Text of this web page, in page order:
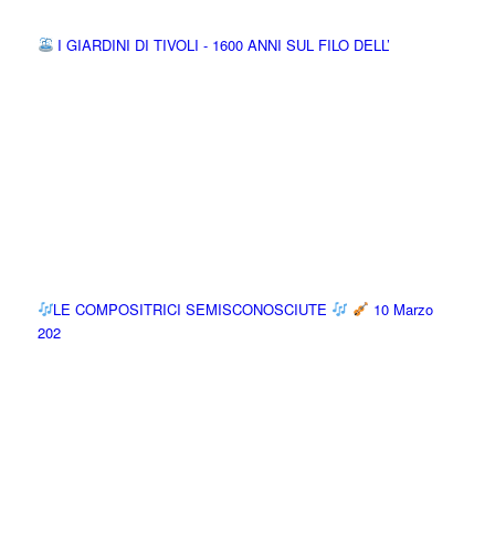
I GIARDINI DI TIVOLI - 1600 ANNI SUL FILO DELL’
LE COMPOSITRICI SEMISCONOSCIUTE
10 Marzo
202